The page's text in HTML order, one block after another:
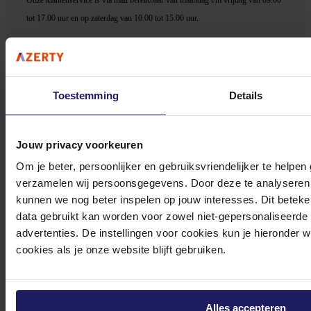
Toestemming Details
Jouw privacy voorkeuren
Om je beter, persoonlijker en gebruiksvriendelijker te
verzamelen wij persoonsgegevens. Door deze te
kunnen we nog beter inspelen op jouw interesses. Dit
data gebruikt kan worden voor zowel niet-
advertenties. De instellingen voor cookies kun je hieronder
cookies als je onze website blijft gebruiken.
Alles accepteren
tot 17.00 uur en op zaterdag van 10.00 tot 15.00 uur.
Bekijk onze veelgestelde vragen
0572 328 120
Klantenservice@azerty.nl